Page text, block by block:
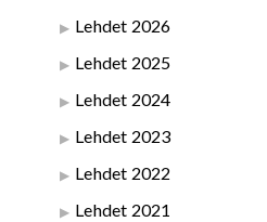
Lehdet 2026
Lehdet 2025
Lehdet 2024
Lehdet 2023
Lehdet 2022
Lehdet 2021